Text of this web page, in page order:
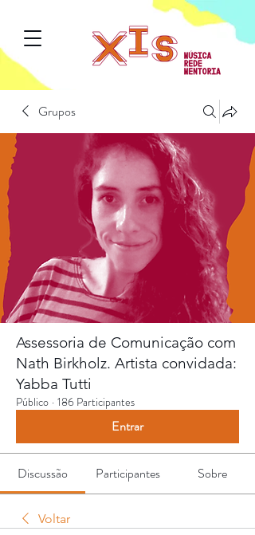
Grupos
Assessoria de Comunicação com
Nath Birkholz. Artista convidada:
Yabba Tutti
Público · 186 Participantes
Entrar
Discussão Participantes Sobre
Voltar